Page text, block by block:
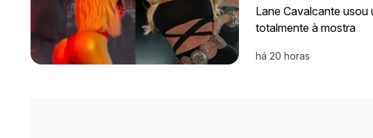
Lane Cavalcante
totalmente à mostra
há 20 horas